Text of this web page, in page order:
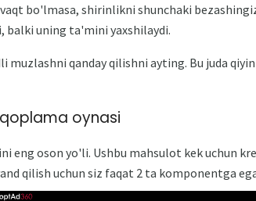
bo'lmasa, shirinlikni shunchaki
uning ta'mini yaxshilaydi.
muzlashni qanday qilishni ayting. Bu juda
oynasi
eng oson yo'li. Ushbu mahsulot kek uchun
qilish uchun siz faqat 2 ta komponentga